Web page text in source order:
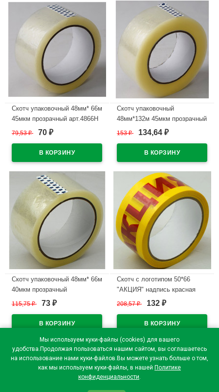
Мы используем куки-файлы (cookies) для вашего
удобства.Продолжая пользоваться нашим сайтом, вы соглашаетесь
на использование нами куки-файлов.Вы можете узнать больше о том,
как мы используем куки-файлы, в нашей Политике
конфиденциальности.
Скотч упаковочный 48мм* 66м
45мкм прозрачный арт.4866Н
В наличии
79,53₽ 70 ₽
Скотч упаковочный
48мм*132м 45мкм прозрачный
арт.48132Н1 (Ст.36)
153₽ 134,64 ₽
Скотч упаковочный 48мм* 66м
40мкм прозрачный
арт.486640Н
115,75₽ 73 ₽
Скотч с логотипом 50*66
"АКЦИЯ" надпись красная
В наличии
208,57₽ 132 ₽